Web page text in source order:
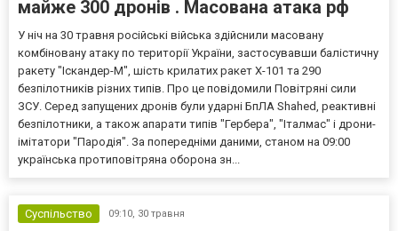
майже 300 дронів . Масована атака рф
У ніч на 30 травня російські війська здійснили масовану
комбіновану атаку по території України, застосувавши балістичну
ракету "Іскандер-М", шість крилатих ракет Х-101 та 290
безпілотників різних типів. Про це повідомили Повітряні сили
ЗСУ. Серед запущених дронів були ударні БпЛА Shahed, реактивні
безпілотники, а також апарати типів "Гербера", "Італмас" і дрони-
імітатори "Пародія". За попередніми даними, станом на 09:00
українська протиповітряна оборона зн...
Суспільство 09:10, 30 травня